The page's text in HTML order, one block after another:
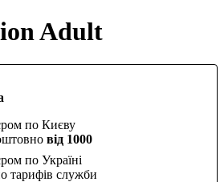
Adult
по Києву
від 1000
по Україні
тарифів служби